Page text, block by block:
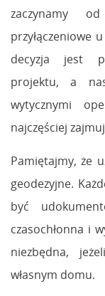
zaczynamy
przyłączeniowe
decyzja jest
projektu, a
wytycznymi
najczęściej
Pamiętajmy, że
geodezyjne.
być
czasochłonna i
niezbędna,
własnym domu.